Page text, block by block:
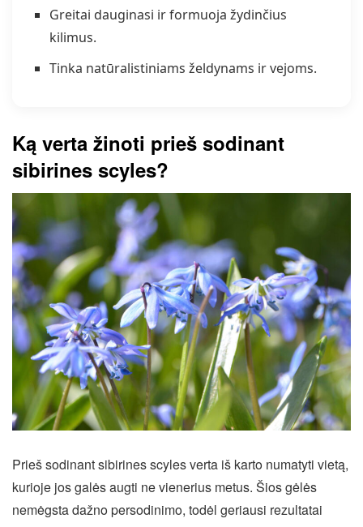
Greitai dauginasi ir formuoja žydinčius
kilimus.
Tinka natūralistiniams želdynams ir vejoms.
Ką verta žinoti prieš sodinant
sibirines scyles?
Prieš sodinant sibirines scyles verta iš karto numatyti vietą,
kurioje jos galės augti ne vienerius metus. Šios gėlės
nemėgsta dažno persodinimo, todėl geriausi rezultatai